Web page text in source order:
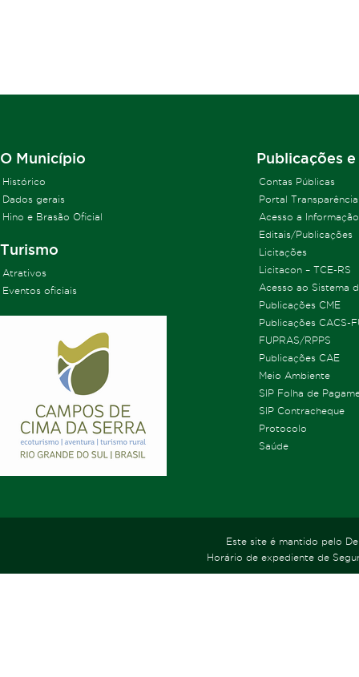
O Município
Histórico
Dados gerais
Hino e Brasão Oficial
Turismo
Atrativos
Eventos oficiais
Publicações
Contas Públicas
Portal Transparência
Acesso a Informação
Editais/Publicações
Licitações
Licitacon – TCE-RS
Acesso ao Sistema
Publicações CME
Publicações CACS-
FUPRAS/RPPS
Publicações CAE
Meio Ambiente
SIP Folha de
SIP Contracheque
Protocolo
Saúde
Este site é mantido pelo
Horário de expediente de